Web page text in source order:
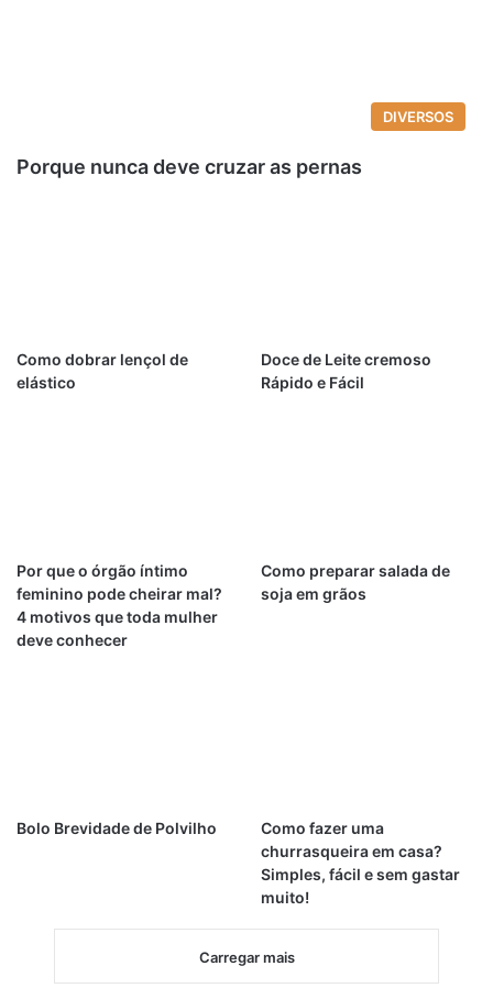
DIVERSOS
Porque nunca deve cruzar as pernas
Como dobrar lençol de
elástico
Doce de Leite cremoso
Rápido e Fácil
Por que o órgão íntimo
feminino pode cheirar mal?
4 motivos que toda mulher
deve conhecer
Como preparar salada de
soja em grãos
Bolo Brevidade de Polvilho
Como fazer uma
churrasqueira em casa?
Simples, fácil e sem gastar
muito!
Carregar mais